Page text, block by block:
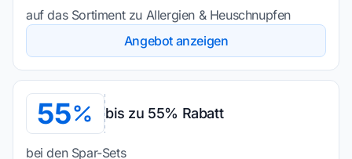
auf das Sortiment zu Allergien & Heuschnupfen
Angebot anzeigen
55 bis zu 55% Rabatt
bei den Spar-Sets